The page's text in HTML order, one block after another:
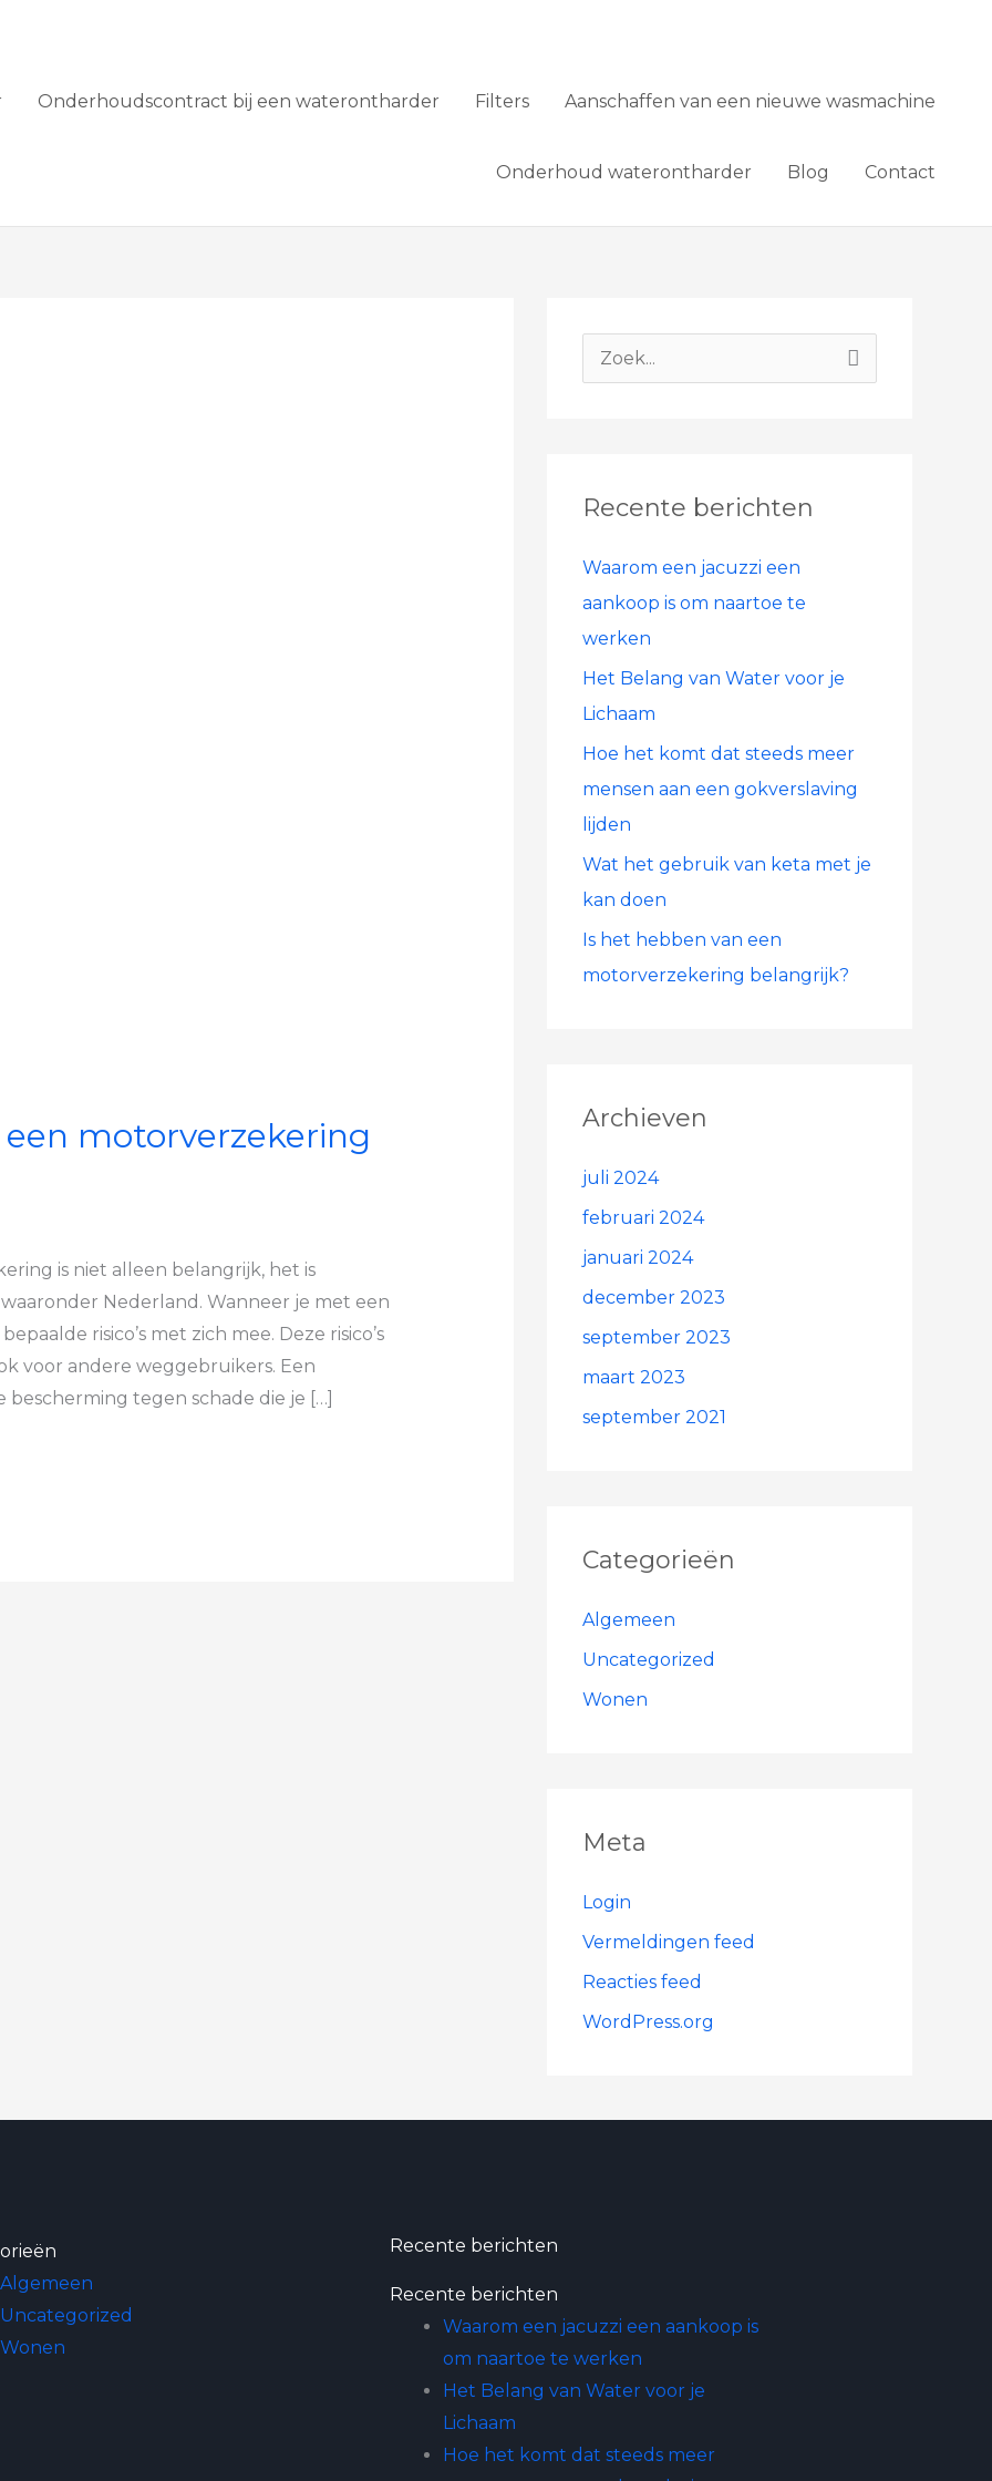
Onderhoudscontract bij een waterontharder Filters Aanschaffen van een nieuwe wasmachine
Onderhoud waterontharder Blog Contact
motorverzekering
is niet alleen belangrijk, het is
Nederland. Wanneer je met een
risico’s met zich mee. Deze risico’s
voor andere weggebruikers. Een
tegen schade die je […]
n
a
r
:
Recente berichten
Waarom een jacuzzi een
aankoop is om naartoe te
werken
Het Belang van Water voor je
Lichaam
Hoe het komt dat steeds meer
mensen aan een gokverslaving
lijden
Wat het gebruik van keta met je
kan doen
Is het hebben van een
motorverzekering belangrijk?
Archieven
juli 2024
februari 2024
januari 2024
december 2023
september 2023
maart 2023
september 2021
Categorieën
Algemeen
Uncategorized
Wonen
Meta
Login
Vermeldingen feed
Reacties feed
WordPress.org
Algemeen
Uncategorized
Wonen
Recente berichten
Recente berichten
Waarom een jacuzzi een aankoop is
om naartoe te werken
Het Belang van Water voor je
Lichaam
Hoe het komt dat steeds meer